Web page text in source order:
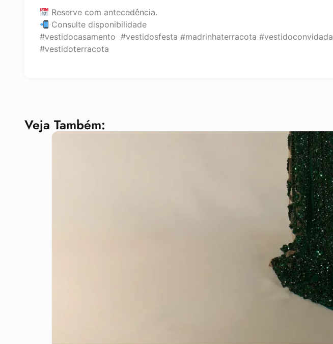
Reserve com antecedência.
Consulte disponibilidade
#vestidocasamento #vestidosfesta #madrinhaterracota #vestidoconvidada
#vestidoterracota
Veja Também: